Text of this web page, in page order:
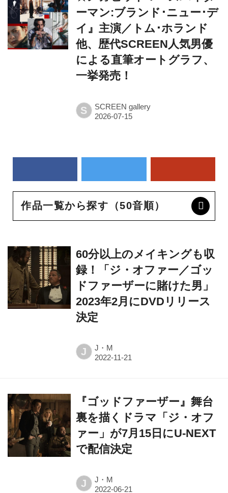
ーマン:ブランド･ニュー･デ
イ』主演／トム･ホランド
他、歴代SCREEN人気男優
による直筆オートグラフ、
一挙発売！
S SCREEN gallery
作品一覧から探す（50音順）
60分以上のメイキングも収
録！「ジ・オファー／ゴッ
ドファーザーに賭けた男」
2023年2月にDVDリリース
決定
J J・M
『ゴッドファーザー』舞台
裏を描くドラマ「ジ・オフ
ァー」が7⽉15⽇にU-NEXT
で配信決定
J J・M